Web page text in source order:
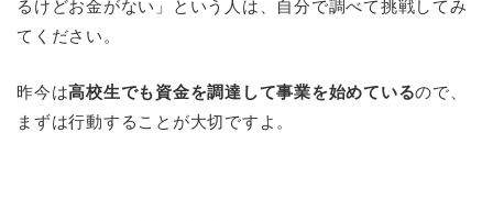
るけどお金がない」という人は、自分で調べて挑戦してみ
てください。
昨今は高校生でも資金を調達して事業を始めているので、
まずは行動することが大切ですよ。